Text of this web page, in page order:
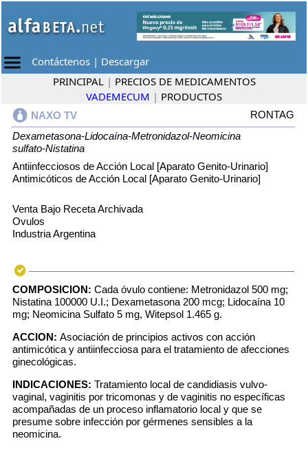
Contáctenos | Descargar
PRINCIPAL | PRECIOS DE MEDICAMENTOS
VADEMECUM | PRODUCTOS
NAXO TV
RONTAG
Dexametasona-Lidocaína-Metronidazol-Neomicina
sulfato-Nistatina
Antiinfecciosos de Acción Local [Aparato Genito-Urinario]
Antimicóticos de Acción Local [Aparato Genito-Urinario]
Venta Bajo Receta Archivada
Ovulos
Industria Argentina
COMPOSICION: Cada óvulo contiene: Metronidazol 500 mg;
Nistatina 100000 U.I.; Dexametasona 200 mcg; Lidocaína 10
mg; Neomicina Sulfato 5 mg, Witepsol 1.465 g.
ACCION: Asociación de principios activos con acción
antimicótica y antiinfecciosa para el tratamiento de afecciones
ginecológicas.
INDICACIONES: Tratamiento local de candidiasis vulvo-
vaginal, vaginitis por tricomonas y de vaginitis no específicas
acompañadas de un proceso inflamatorio local y que se
presume sobre infección por gérmenes sensibles a la
neomicina.